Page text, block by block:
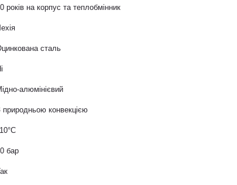
років на корпус та теплобмінник
сталь
алюмінієвий
природньою конвекцією
бар